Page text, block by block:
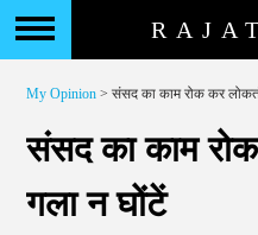
My Opinion > संसद का काम रोक कर
संसद का काम
गला न घोंटें